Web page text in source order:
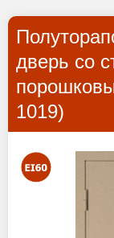
О заводе
Доставка
Установка
Покупателям
дверь со
1019)